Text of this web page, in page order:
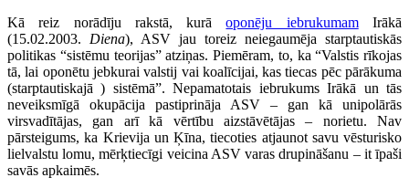
Kā reiz norādīju rakstā, kurāoponēju iebrukumamIrākā
(15.02.2003. Diena), ASV jau toreiz neiegaumēja starptautiskās
politikas “sistēmu teorijas” atziņas. Piemēram, to, ka “Valstis rīkojas
tā, lai oponētu jebkurai valstij vai koalīcijai, kas tiecas pēc pārākuma
(starptautiskajā ) sistēmā”. Nepamatotais iebrukums Irākā un tās
neveiksmīgā okupācija pastiprināja ASV – gan kā unipolārās
virsvadītājas, gan arī kā vērtību aizstāvētājas – norietu. Nav
pārsteigums, ka Krievija un Ķīna, tiecoties atjaunot savu vēsturisko
lielvalstu lomu, mērķtiecīgi veicina ASV varas drupināšanu – it īpaši
savās apkaimēs.